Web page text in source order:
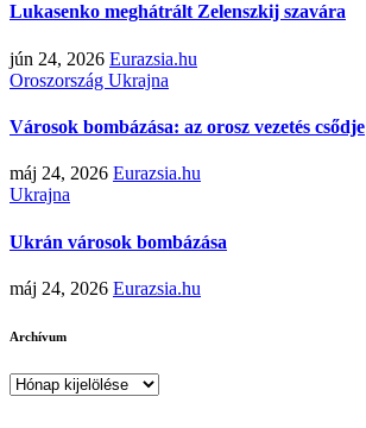
Lukasenko meghátrált Zelenszkij szavára
jún 24, 2026 Eurazsia.hu
Oroszország Ukrajna
Városok bombázása: az orosz vezetés csődje
máj 24, 2026 Eurazsia.hu
Ukrajna
Ukrán városok bombázása
máj 24, 2026 Eurazsia.hu
Archívum
Archívum